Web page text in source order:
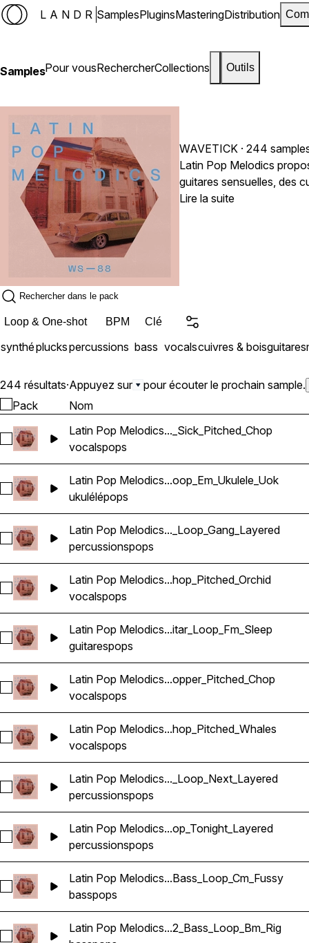
LANDR SamplesPluginsMasteringDistribution
SamplesPour vousRechercherCollections Outils
WAVETICK · 244
Latin Pop Melodics
guitares sensuelles, des
vocaux mélodiques
Lire la suite
Loop & One-shot BPM Clé
synthépluckspercussions bass vocalscuivres & boisguitares
244 résultats·Appuyez sur
pour écouter le prochain sample.
Pack
Nom
Sélectionnez Latin Pop
Latin Pop Melodics..._Sick_Pitched_Chop
vocalspops
Sélectionnez Latin Pop
Latin Pop Melodics...oop_Em_Ukulele_Uok
ukulélépops
Sélectionnez Latin Pop
Latin Pop Melodics..._Loop_Gang_Layered
percussionspops
Sélectionnez Latin Pop
Latin Pop Melodics...hop_Pitched_Orchid
vocalspops
Sélectionnez Latin Pop
Latin Pop Melodics...itar_Loop_Fm_Sleep
guitarespops
Sélectionnez Latin Pop
Latin Pop Melodics...opper_Pitched_Chop
vocalspops
Sélectionnez Latin Pop
Latin Pop Melodics...hop_Pitched_Whales
vocalspops
Sélectionnez Latin Pop
Latin Pop Melodics..._Loop_Next_Layered
percussionspops
Sélectionnez Latin Pop
Latin Pop Melodics...op_Tonight_Layered
percussionspops
Sélectionnez Latin Pop
Latin Pop Melodics...Bass_Loop_Cm_Fussy
basspops
Sélectionnez Latin Pop
Latin Pop Melodics...2_Bass_Loop_Bm_Rig